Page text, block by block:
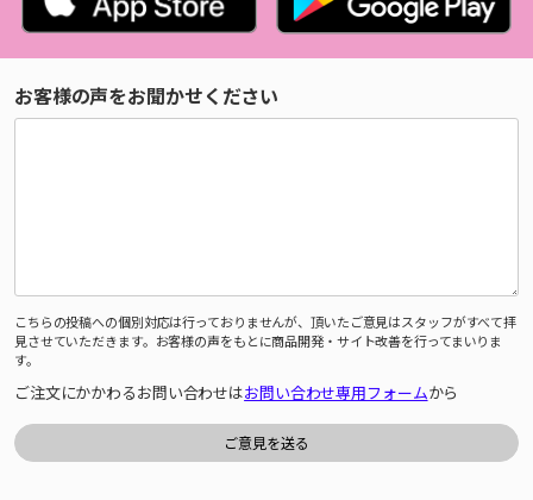
お客様の声をお聞かせください
こちらの投稿への個別対応は行っておりませんが、頂いたご意見はスタッフがすべて拝
見させていただきます。お客様の声をもとに商品開発・サイト改善を行ってまいりま
す。
ご注文にかかわるお問い合わせはお問い合わせ専用フォームから